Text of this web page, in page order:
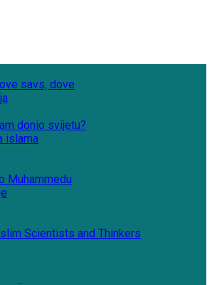
savs, dove
donio svijetu?
islama
Muhammedu
Scientists and Thinkers